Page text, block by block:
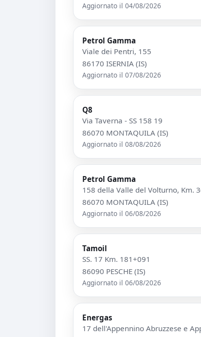
Aggiornato il 04/08/2026
Petrol Gamma
Viale dei Pentri, 155
86170 ISERNIA (IS)
Aggiornato il 07/08/2026
Q8
Via Taverna - SS 158 19
86070 MONTAQUILA (IS)
Aggiornato il 08/08/2026
Petrol Gamma
158 della Valle del Volturno, Km.
86070 MONTAQUILA (IS)
Aggiornato il 06/08/2026
Tamoil
SS. 17 Km. 181+091
86090 PESCHE (IS)
Aggiornato il 06/08/2026
Energas
17 dell'Appennino Abruzzese e